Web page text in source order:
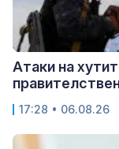
Атаки на
17:28 • 06.08.26